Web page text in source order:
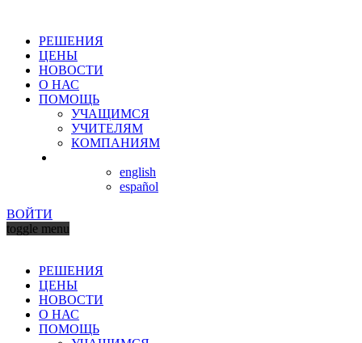
РЕШЕНИЯ
ЦЕНЫ
НОВОСТИ
О НАС
ПОМОЩЬ
УЧАЩИМСЯ
УЧИТЕЛЯМ
КОМПАНИЯМ
english
español
ВОЙТИ
toggle menu
РЕШЕНИЯ
ЦЕНЫ
НОВОСТИ
О НАС
ПОМОЩЬ